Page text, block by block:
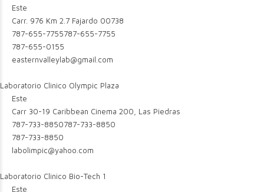
Este
Carr. 976 Km 2.7 Fajardo 00738
787-655-7755787-655-7755
787-655-0155
easternvalleylab@gmail.com
Laboratorio Clinico Olympic Plaza
Este
Carr 30-19 Caribbean Cinema 200, Las Piedras
787-733-8850787-733-8850
787-733-8850
labolimpic@yahoo.com
Laboratorio Clinico Bio-Tech 1
Este